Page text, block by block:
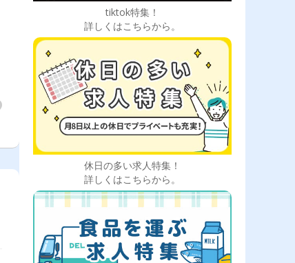
tiktok特集！
詳しくはこちらから。
休日の多い求人特集！
詳しくはこちらから。